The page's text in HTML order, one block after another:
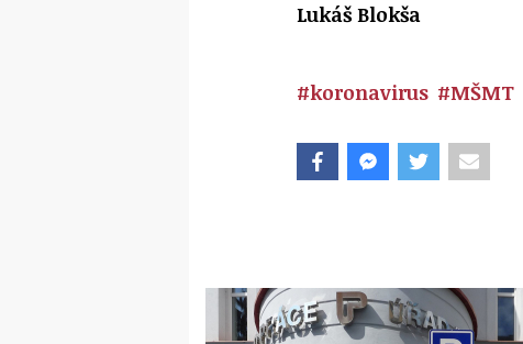
Lukáš Blokša
#koronavirus #MŠMT